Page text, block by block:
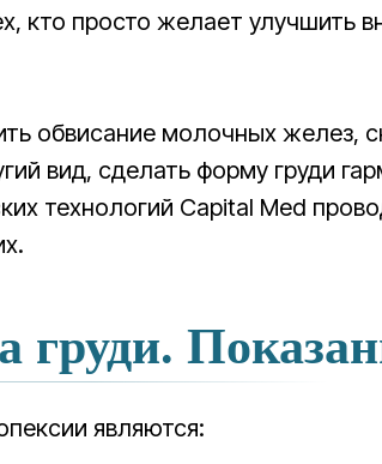
кто просто желает улучшить
обвисание молочных желез,
вид, сделать форму груди
технологий Capital Med
груди.
являются: